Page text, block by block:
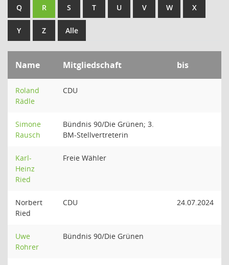
Q R S T U V W X
Y Z Alle
Name Mitgliedschaft bis
Roland
Rädle
CDU
Simone
Rausch
Bündnis 90/Die Grünen; 3.
BM-Stellvertreterin
Karl-
Heinz
Ried
Freie Wähler
Norbert
Ried
CDU 24.07.2024
Uwe
Rohrer
Bündnis 90/Die Grünen